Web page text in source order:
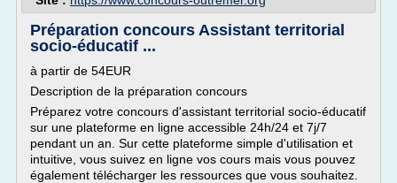
Préparation concours Assistant territorial
socio-éducatif ...
à partir de 54EUR
Description de la préparation concours
Préparez votre concours d'assistant territorial socio-éducatif
sur une plateforme en ligne accessible 24h/24 et 7j/7
pendant un an. Sur cette plateforme simple d'utilisation et
intuitive, vous suivez en ligne vos cours mais vous pouvez
également télécharger les ressources que vous souhaitez.